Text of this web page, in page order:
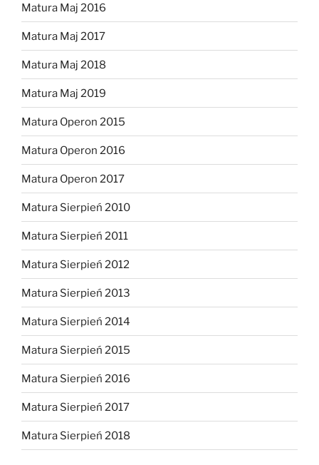
Matura Maj 2016
Matura Maj 2017
Matura Maj 2018
Matura Maj 2019
Matura Operon 2015
Matura Operon 2016
Matura Operon 2017
Matura Sierpień 2010
Matura Sierpień 2011
Matura Sierpień 2012
Matura Sierpień 2013
Matura Sierpień 2014
Matura Sierpień 2015
Matura Sierpień 2016
Matura Sierpień 2017
Matura Sierpień 2018